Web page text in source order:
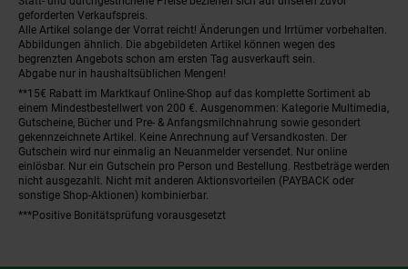
geforderten Verkaufspreis.
Alle Artikel solange der Vorrat reicht! Änderungen und Irrtümer vorbehalten.
Abbildungen ähnlich. Die abgebildeten Artikel können wegen des
begrenzten Angebots schon am ersten Tag ausverkauft sein.
Abgabe nur in haushaltsüblichen Mengen!
**15€ Rabatt im Marktkauf Online-Shop auf das komplette Sortiment ab
einem Mindestbestellwert von 200 €. Ausgenommen: Kategorie Multimedia,
Gutscheine, Bücher und Pre- & Anfangsmilchnahrung sowie gesondert
gekennzeichnete Artikel. Keine Anrechnung auf Versandkosten. Der
Gutschein wird nur einmalig an Neuanmelder versendet. Nur online
einlösbar. Nur ein Gutschein pro Person und Bestellung. Restbeträge werden
nicht ausgezahlt. Nicht mit anderen Aktionsvorteilen (PAYBACK oder
sonstige Shop-Aktionen) kombinierbar.
***Positive Bonitätsprüfung vorausgesetzt